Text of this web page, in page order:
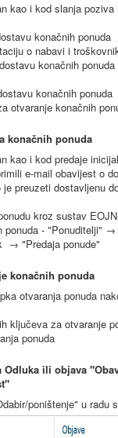
kao i kod slanja
konačnih ponuda
o nabavi i
konačnih
konačnih ponuda
otvaranje konačnih
konačnih ponuda
kao i kod predaje
e-mail obavijest o
je preuzeti dostavljenu
kroz sustav
ponuda - "Ponuditelji"
→ "Predaja ponude"
konačnih ponuda
otvaranja ponuda
ključeva za otvaranje
ponuda
Odluka ili objava
poništenje" u radu